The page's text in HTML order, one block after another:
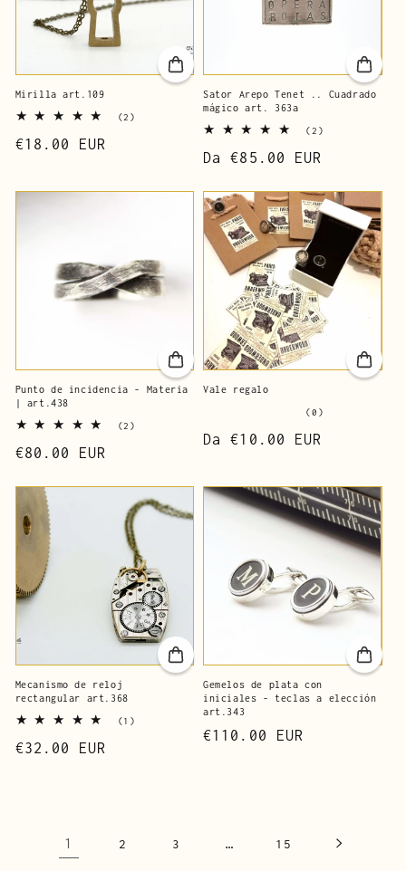
Mirilla art.109
(2)
Precio
lista
€18.00 EUR
Sator Arepo Tenet .. Cuadrado
mágico art. 363a
(2)
Precio
lista
Da€85.00 EUR
Punto de incidencia - Materia
| art.438
(2)
Precio
lista
€80.00 EUR
Vale regalo
(0)
Precio
lista
Da€10.00 EUR
Mecanismo de reloj
rectangular art.368
(1)
Precio
€32.00 EUR
Gemelos de plata con
iniciales - teclas a elección
art.343
Precio
€110.00 EUR
1 2 3 … 15